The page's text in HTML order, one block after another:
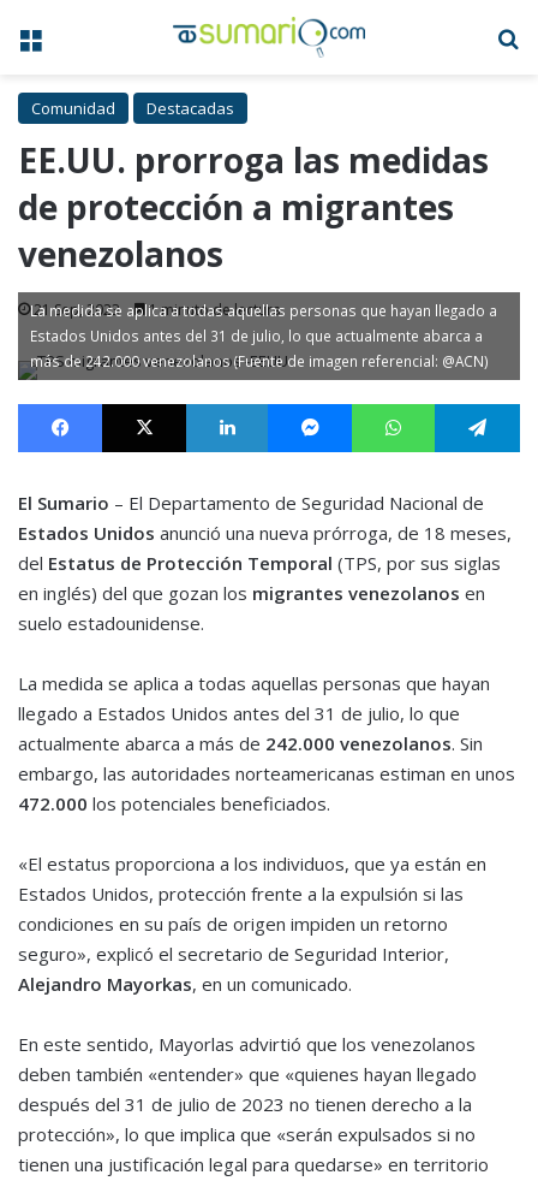
Menú
Comunidad Destacadas
EE.UU. prorroga las medidas
de protección a migrantes
venezolanos
21 Sep, 2023 1 minuto de lectura
La medida se aplica a todas aquellas personas que hayan llegado a
Estados Unidos antes del 31 de julio, lo que actualmente abarca a
más de 242.000 venezolanos (Fuente de imagen referencial: @ACN)
Facebook X LinkedIn MessengerWhatsApp
El Sumario – El Departamento de Seguridad Nacional de
Estados Unidos anunció una nueva prórroga, de 18 meses,
del Estatus de Protección Temporal (TPS, por sus siglas
en inglés) del que gozan los migrantes venezolanos en
suelo estadounidense.
La medida se aplica a todas aquellas personas que hayan
llegado a Estados Unidos antes del 31 de julio, lo que
actualmente abarca a más de 242.000 venezolanos. Sin
embargo, las autoridades norteamericanas estiman en unos
472.000 los potenciales beneficiados.
«El estatus proporciona a los individuos, que ya están en
Estados Unidos, protección frente a la expulsión si las
condiciones en su país de origen impiden un retorno
seguro», explicó el secretario de Seguridad Interior,
Alejandro Mayorkas, en un comunicado.
En este sentido, Mayorlas advirtió que los venezolanos
deben también «entender» que «quienes hayan llegado
después del 31 de julio de 2023 no tienen derecho a la
protección», lo que implica que «serán expulsados si no
tienen una justificación legal para quedarse» en territorio